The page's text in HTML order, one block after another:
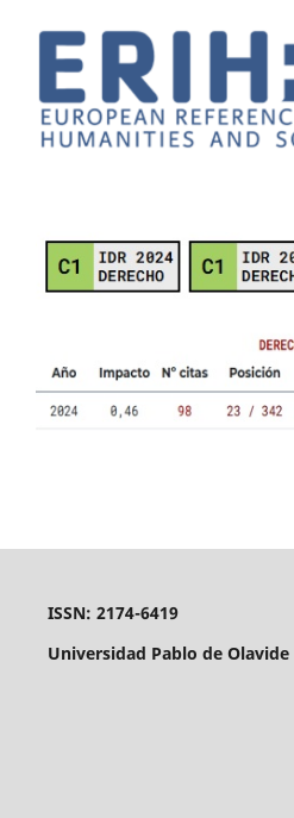
ISSN: 2174-6419
Universidad Pablo de Olavide